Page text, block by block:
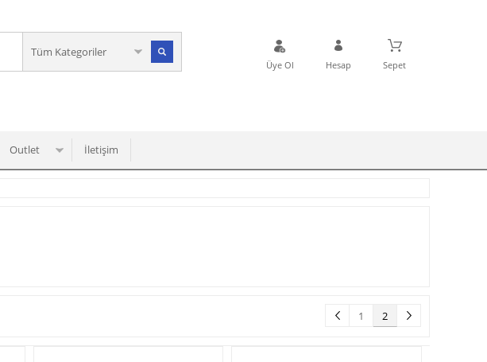
Sepet
Hesap
Üye Ol
Outlet İletişim
1 2